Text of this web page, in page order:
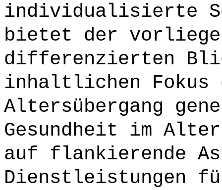
individualisierte
bietet der
differenzierten
inhaltlichen Fokus
Altersübergang
Gesundheit im
auf flankierende
Dienstleistungen